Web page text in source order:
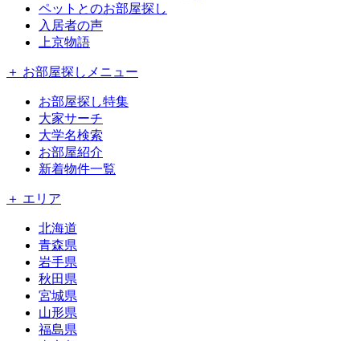
ペットとのお部屋探し
入居者の声
上京物語
＋ お部屋探しメニュー
お部屋探し特集
大家サーチ
大学名検索
お部屋紹介
新着物件一覧
＋ エリア
北海道
青森県
岩手県
秋田県
宮城県
山形県
福島県